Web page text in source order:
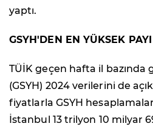
yaptı.
GSYH'DEN EN YÜKSEK
TÜİK geçen hafta il bazında
(GSYH) 2024 verilerini de
fiyatlarla GSYH
İstanbul 13 trilyon 10 milyar